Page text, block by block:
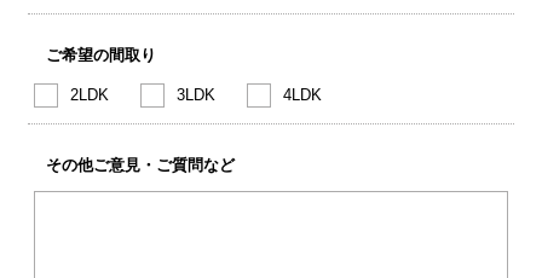
ご希望の間取り
2LDK 3LDK 4LDK
その他ご意見・ご質問など